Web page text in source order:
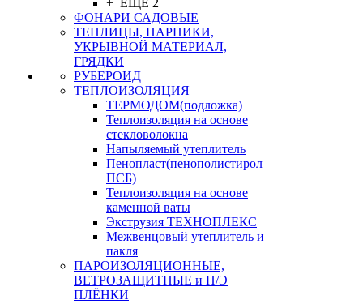
+ ЕЩЕ 2
ФОНАРИ САДОВЫЕ
ТЕПЛИЦЫ, ПАРНИКИ,
УКРЫВНОЙ МАТЕРИАЛ,
ГРЯДКИ
РУБЕРОИД
ТЕПЛОИЗОЛЯЦИЯ
ТЕРМОДОМ(подложка)
Теплоизоляция на основе
стекловолокна
Напыляемый утеплитель
Пенопласт(пенополистирол
ПСБ)
Теплоизоляция на основе
каменной ваты
Экструзия ТЕХНОПЛЕКС
Межвенцовый утеплитель и
пакля
ПАРОИЗОЛЯЦИОННЫЕ,
ВЕТРОЗАЩИТНЫЕ и П/Э
ПЛЁНКИ